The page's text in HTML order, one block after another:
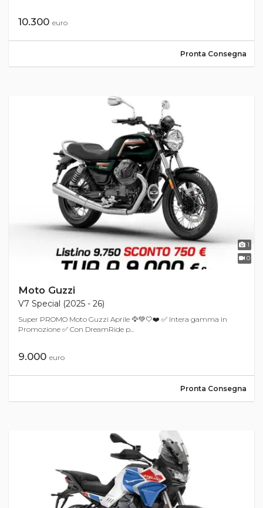
10.300 euro
Pronta Consegna
1
0
Moto Guzzi
V7 Special (2025 - 26)
Super PROMO Moto Guzzi Aprile 🦅💚🤍❤️ ✅ Intera gamma in
Promozione ✅ Con DreamRide p...
9.000 euro
Pronta Consegna